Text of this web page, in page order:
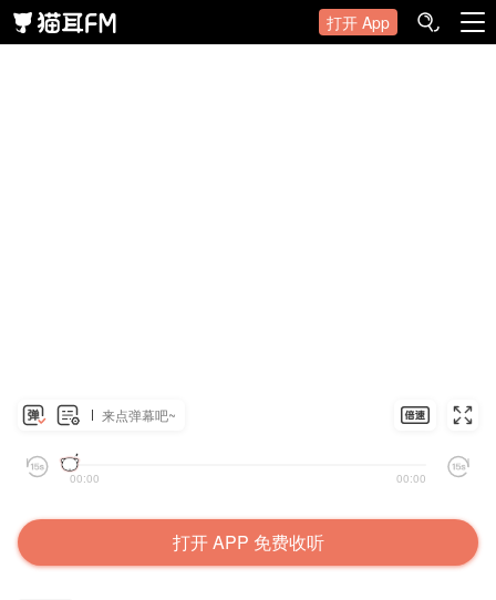
打开 App
来点弹幕吧~
00:00 00:00
打开 APP 免费收听